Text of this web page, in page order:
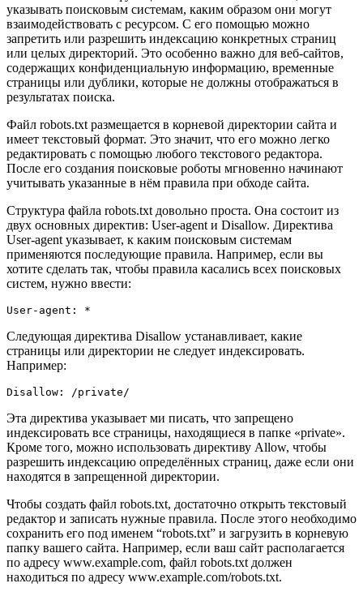
указывать поисковым системам, каким образом они могут
взаимодействовать с ресурсом. С его помощью можно
запретить или разрешить индексацию конкретных страниц
или целых директорий. Это особенно важно для веб-сайтов,
содержащих конфиденциальную информацию, временные
страницы или дублики, которые не должны отображаться в
результатах поиска.
Файл robots.txt размещается в корневой директории сайта и
имеет текстовый формат. Это значит, что его можно легко
редактировать с помощью любого текстового редактора.
После его создания поисковые роботы мгновенно начинают
учитывать указанные в нём правила при обходе сайта.
Структура файла robots.txt довольно проста. Она состоит из
двух основных директив: User-agent и Disallow. Директива
User-agent указывает, к каким поисковым системам
применяются последующие правила. Например, если вы
хотите сделать так, чтобы правила касались всех поисковых
систем, нужно ввести:
User-agent: *
Следующая директива Disallow устанавливает, какие
страницы или директории не следует индексировать.
Например:
Disallow: /private/
Эта директива указывает ми писать, что запрещено
индексировать все страницы, находящиеся в папке «private».
Кроме того, можно использовать директиву Allow, чтобы
разрешить индексацию определённых страниц, даже если они
находятся в запрещенной директории.
Чтобы создать файл robots.txt, достаточно открыть текстовый
редактор и записать нужные правила. После этого необходимо
сохранить его под именем “robots.txt” и загрузить в корневую
папку вашего сайта. Например, если ваш сайт располагается
по адресу www.example.com, файл robots.txt должен
находиться по адресу www.example.com/robots.txt.